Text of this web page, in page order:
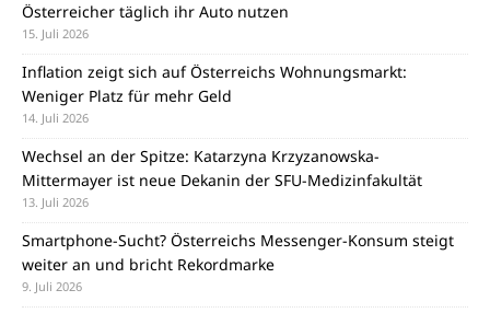
Österreicher täglich ihr Auto nutzen
15. Juli 2026
Inflation zeigt sich auf Österreichs Wohnungsmarkt:
Weniger Platz für mehr Geld
14. Juli 2026
Wechsel an der Spitze: Katarzyna Krzyzanowska-
Mittermayer ist neue Dekanin der SFU-Medizinfakultät
13. Juli 2026
Smartphone-Sucht? Österreichs Messenger-Konsum steigt
weiter an und bricht Rekordmarke
9. Juli 2026